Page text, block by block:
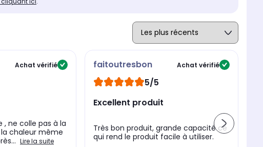
Achat vérifié
, ne colle pas à la
chaleur même
Lire la suite
faitoutresbon Achat vérifié
5/5
Excellent produit
Très bon produit, grande capacité ce
qui rend le produit facile à utiliser.